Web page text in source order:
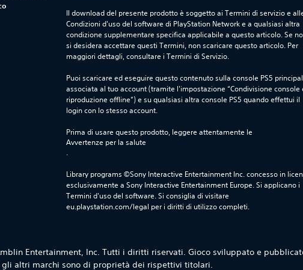
Il download del presente prodotto è soggetto ai Termini di servizio e
Condizioni d'uso del software di PlayStation Network e a qualsiasi altra
condizione supplementare specifica applicabile a questo articolo. Se
si desidera accettare questi Termini, non scaricare questo articolo. Per
maggiori dettagli, consultare i Termini di Servizio.
Puoi scaricare ed eseguire questo contenuto sulla console PS5
associata al tuo account (tramite l'impostazione “Condivisione console
riproduzione offline”) e su qualsiasi altra console PS5 quando effettui il
login con lo stesso account.
Prima di usare questo prodotto, leggere attentamente le
Avvertenze per la salute
.
Library programs ©Sony Interactive Entertainment Inc. concesso in
esclusivamente a Sony Interactive Entertainment Europe. Si applicano i
Termini d'uso del software. Si consiglia di visitare
eu.playstation.com/legal per i diritti di utilizzo completi.
Entertainment, Inc. Tutti i diritti riservati. Gioco sviluppato e
gli altri marchi sono di proprietà dei rispettivi titolari.